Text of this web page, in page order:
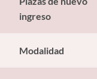
ingreso
Modalidad